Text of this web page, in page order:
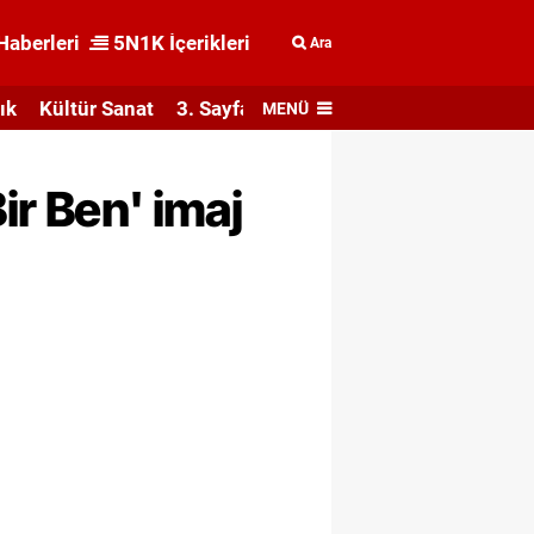
5N1K İçerikleri Ara
Kültür Sanat 3. Sayfa MENÜ
Ben' imaj